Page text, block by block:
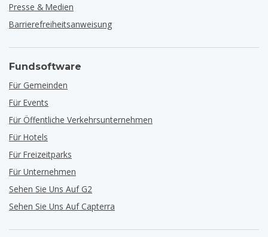
Presse & Medien
Barrierefreiheitsanweisung
Fundsoftware
Für Gemeinden
Für Events
Für Öffentliche Verkehrsunternehmen
Für Hotels
Für Freizeitparks
Für Unternehmen
Sehen Sie Uns Auf G2
Sehen Sie Uns Auf Capterra